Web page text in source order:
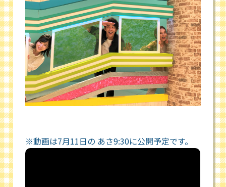
※動画は7月11日の あさ9:30に公開予定です。